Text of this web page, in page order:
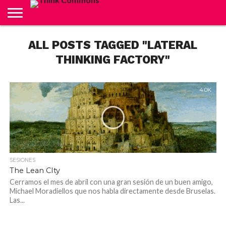
CARRITO
CONTACTO
CRÉDITOS
FINALIZAR
COMPRA
INICIO
LIVE
CUENTA
TIENDA
ALL POSTS TAGGED "LATERAL
THINKING FACTORY"
4.0K
SESIONES
The Lean CIty
Cerramos el mes de abril con una gran sesión de un buen amigo,
Michael Moradiellos que nos habla directamente desde Bruselas.
Las...